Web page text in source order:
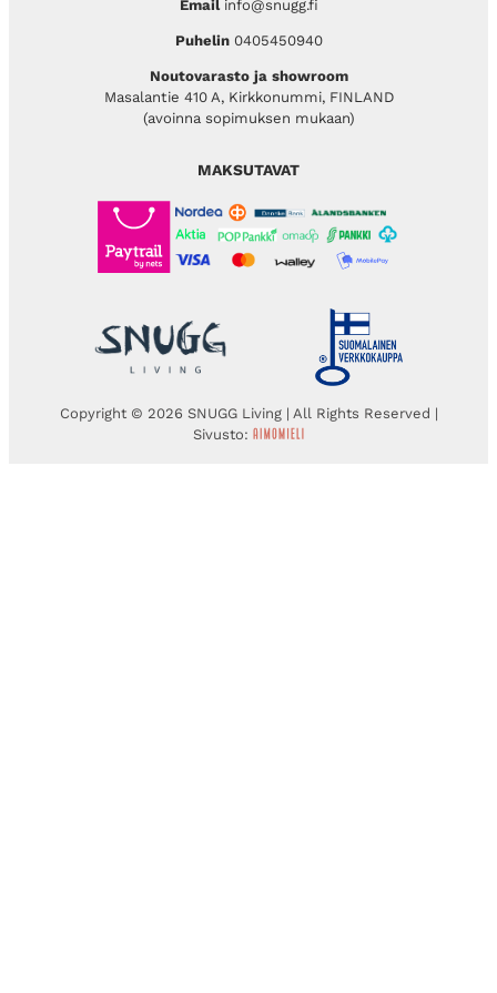
Emailinfo@snugg.fi
Puhelin 0405450940
Noutovarasto ja showroom
Masalantie 410 A, Kirkkonummi, FINLAND
(avoinna sopimuksen mukaan)
MAKSUTAVAT
Copyright © 2026 SNUGG Living | All Rights Reserved |
Sivusto: